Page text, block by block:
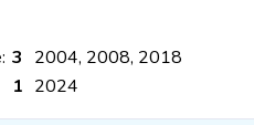
3 2004, 2008, 2018
1 2024